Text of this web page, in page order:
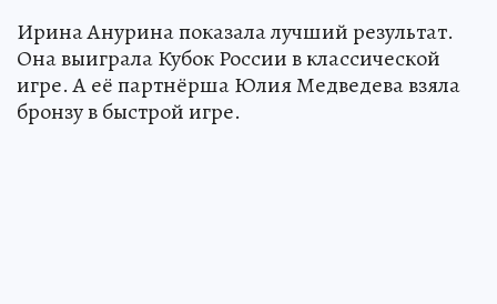
Ирина Анурина показала лучший результат.
Она выиграла Кубок России в классической
игре. А её партнёрша Юлия Медведева взяла
бронзу в быстрой игре.